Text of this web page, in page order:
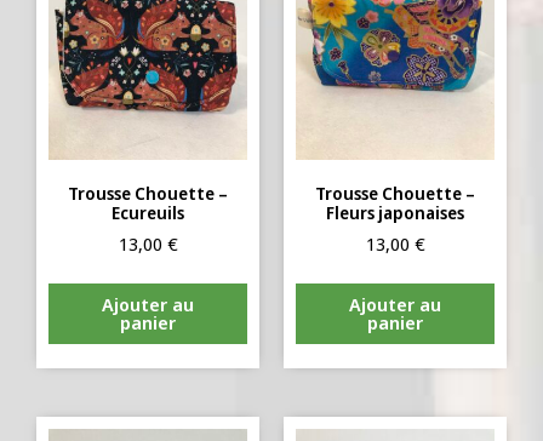
Trousse Chouette –
Ecureuils
13,00 €
Ajouter au
panier
Trousse Chouette –
Fleurs japonaises
13,00 €
Ajouter au
panier